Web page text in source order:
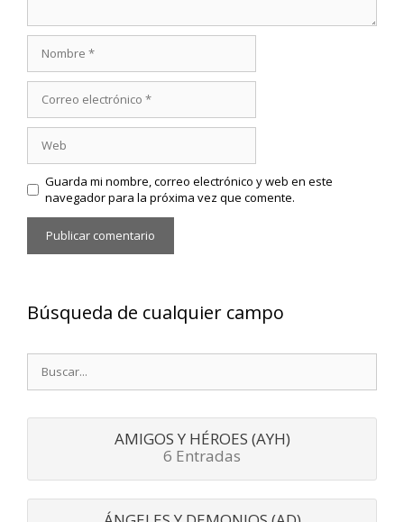
electrónico
Guarda mi nombre, correo electrónico y web en este
navegador para la próxima vez que comente.
Búsqueda de cualquier campo
Buscar:
AMIGOS Y HÉROES (AYH)
6 Entradas